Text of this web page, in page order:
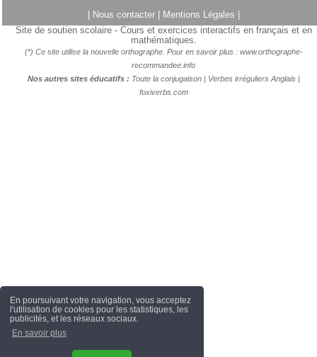
En poursuivant votre navigation, vous acceptez
l'utilisation de cookies pour les statistiques, les
publicités, et les réseaux sociaux.
En savoir plus
Nous contacter Mentions Légales
Site de soutien scolaire - Cours et exercices interactifs en français et en
mathématiques.
(*) Ce site utilise la nouvelle orthographe. Pour en savoir plus : www.orthographe-
recommandee.info
Nos autres sites éducatifs : Toute la conjugaison| Verbes irréguliers Anglais
foxiverbs.com